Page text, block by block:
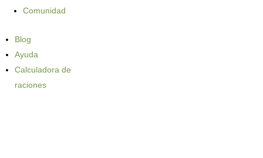
Comunidad
Blog
Ayuda
Calculadora de
raciones